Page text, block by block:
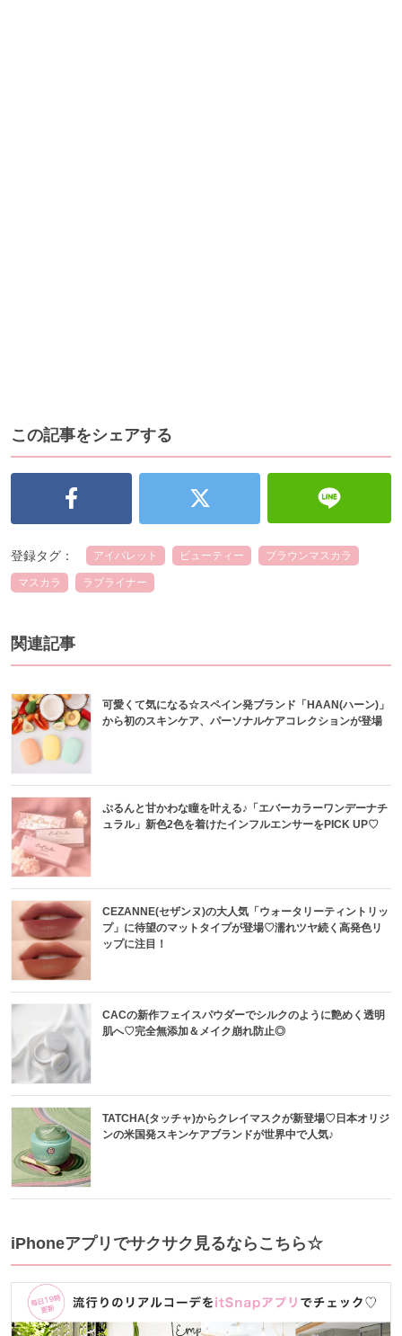
この記事をシェアする
登録タグ： アイパレット ビューティー ブラウンマスカラ
マスカラ ラブライナー
関連記事
可愛くて気になる☆スペイン発ブランド「HAAN(ハーン)」
から初のスキンケア、パーソナルケアコレクションが登場
ぷるんと甘かわな瞳を叶える♪「エバーカラーワンデーナチ
ュラル」新色2色を着けたインフルエンサーをPICK UP♡
CEZANNE(セザンヌ)の大人気「ウォータリーティントリッ
プ」に待望のマットタイプが登場♡濡れツヤ続く高発色リ
ップに注目！
CACの新作フェイスパウダーでシルクのように艶めく透明
肌へ♡完全無添加＆メイク崩れ防止◎
TATCHA(タッチャ)からクレイマスクが新登場♡日本オリジ
ンの米国発スキンケアブランドが世界中で人気♪
iPhoneアプリでサクサク見るならこちら☆